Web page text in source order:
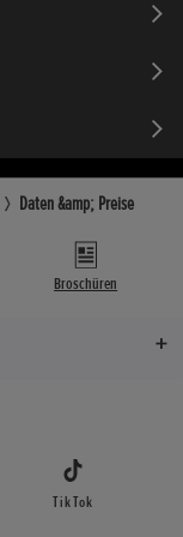
Gewicht
820 mm
108 mm
1.535 mm
ProLink®
120/70-R17
Bereifung
180/55-R17
Felge vorne
Felge hinten
Selbst
Ja
Tempomat
Ja
Daten &amp; Preise
Broschüren
TikTok